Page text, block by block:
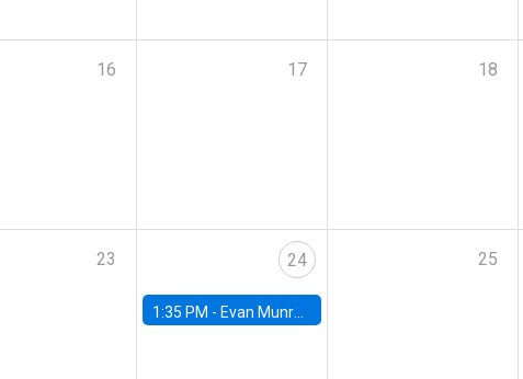
16 17 18
23 24
1:35 PM - Evan Munro, Neyman Visiting Assistant Professor in the Department of Statistics at UC Berkeley
25